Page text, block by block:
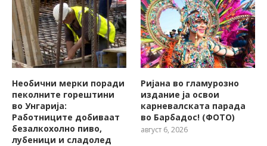
Необични мерки поради
пеколните горештини
во Унгарија:
Работниците добиваат
безалкохолно пиво,
лубеници и сладолед
Ријана во гламурозно
издание ја освои
карневалската парада
во Барбадос! (ФОТО)
август 6, 2026